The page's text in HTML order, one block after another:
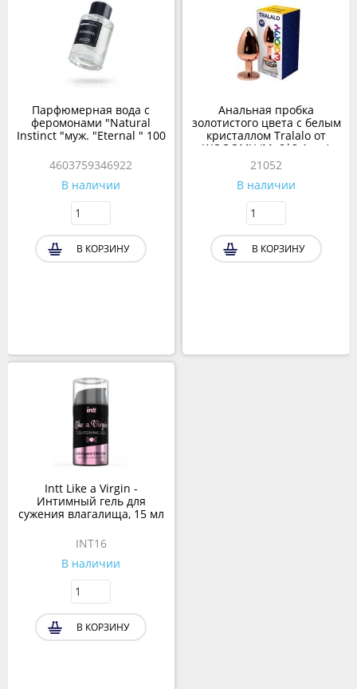
Парфюмерная вода с
феромонами "Natural
Instinct "муж. "Eternal " 100
4603759346922
В наличии
В КОРЗИНУ
Intt Like a Virgin -
Интимный гель для
сужения влагалища, 15 мл
INT16
В наличии
В КОРЗИНУ
Анальная пробка
золотистого цвета с белым
кристаллом Tralalo от
WOOOMY (M: 8*3,4 см.)
21052
В наличии
В КОРЗИНУ